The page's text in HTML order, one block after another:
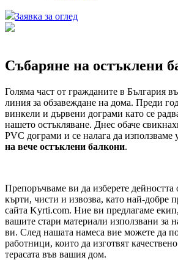
Заявка за оглед
Събаряне на остъклени
Голяма част от гражданите в България
линия за обзавеждане на дома. Преди
винкели и дървени дограми като се
нашето остъкляване. Днес обаче
PVC дограми и се налага да използваме
на вече остъклени балкони.
Препоръчваме ви да изберете дейността
кърти, чисти и извозва, като най-добре
сайта Kyrti.com. Ние ви предлагаме
вашите стари материали използвани за
ви. След нашата намеса вие можете да
работници, които да изготвят
терасата във вашия дом.